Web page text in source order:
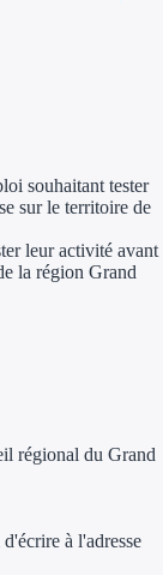
de A à H
Aides Région
Aides Région
Aides Région
souhaitant tester
sur le territoire de
leur activité avant
la région Grand
régional du Grand
à l'adresse